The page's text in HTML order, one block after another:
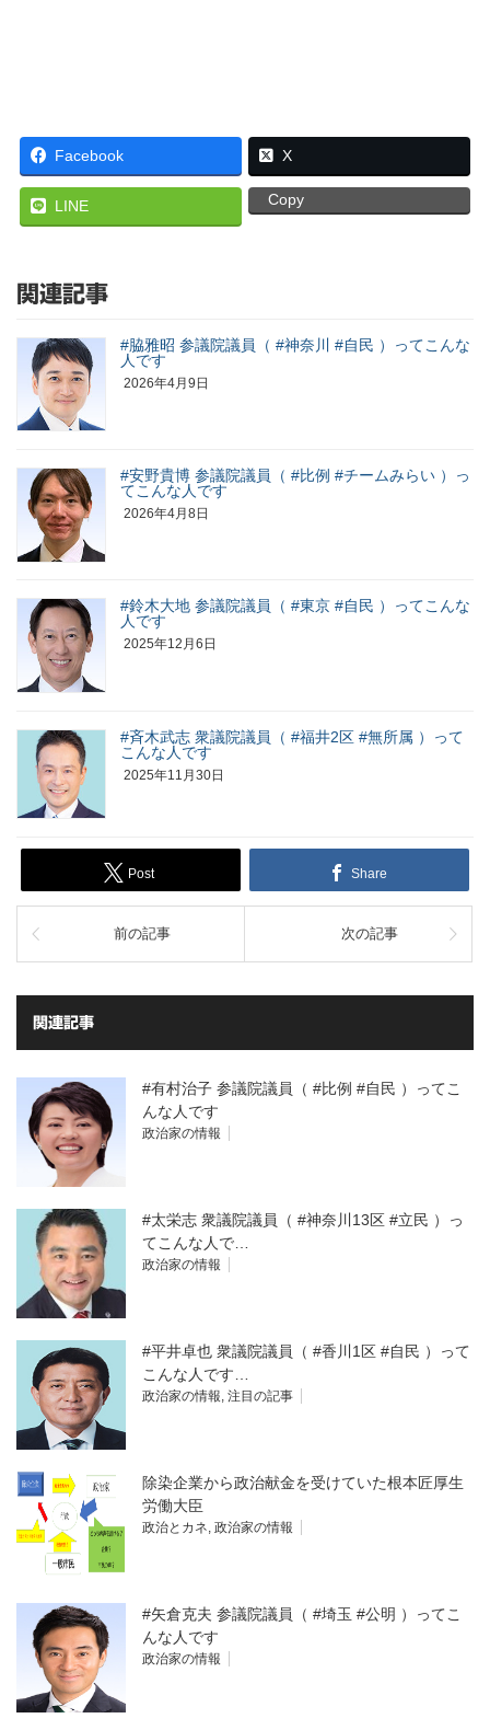
Facebook X
LINE Copy
関連記事
#脇雅昭 参議院議員（ #神奈川 #自民 ）ってこんな
人です
2026年4月9日
#安野貴博 参議院議員（ #比例 #チームみらい ）っ
てこんな人です
2026年4月8日
#鈴木大地 参議院議員（ #東京 #自民 ）ってこんな
人です
2025年12月6日
#斉木武志 衆議院議員（ #福井2区 #無所属 ）って
こんな人です
2025年11月30日
Post Share
前の記事 次の記事
関連記事
#有村治子 参議院議員（ #比例 #自民 ）ってこ
んな人です
政治家の情報
#太栄志 衆議院議員（ #神奈川13区 #立民 ）っ
てこんな人で…
政治家の情報
#平井卓也 衆議院議員（ #香川1区 #自民 ）って
こんな人です…
政治家の情報, 注目の記事
除染企業から政治献金を受けていた根本匠厚生
労働大臣
政治とカネ, 政治家の情報
#矢倉克夫 参議院議員（ #埼玉 #公明 ）ってこ
んな人です
政治家の情報